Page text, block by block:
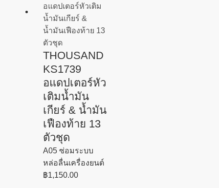
THOUSAND
KS1739
อแดปเตอร์หัว
เติมน้ำมัน
เกียร์ & น้ำมัน
เฟืองท้าย 13
ตัวชุด
A05 ซ่อมระบบ
หล่อลื่นเครื่องยนต์
฿1,150.00